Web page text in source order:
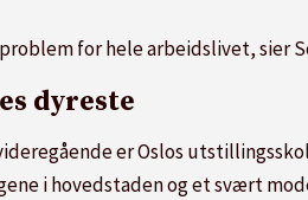
for hele arbeidslivet, sier
dyreste
er Oslos
i hovedstaden og et svært